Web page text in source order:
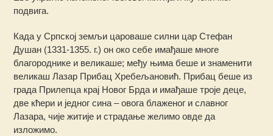
подвига.
Када у Српској земљи цароваше силни цар Стефан
Душан (1331-1355. г.) он око себе имађаше многе
благороднике и великаше; међу њима беше и знаменити
великаш Лазар Прибац Хребељановић. Прибац беше из
града Прилепца крај Новог Брда и имађаше троје деце,
две кћери и једног сина – овога блаженог и славног
Лазара, чије житије и страдање желимо овде да
изложимо.